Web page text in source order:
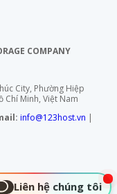
COMPANY
City, Phường Hiệp
Chí Minh, Việt Nam
info@123host.vn |
Liên hệ chúng tôi